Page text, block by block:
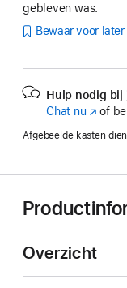
gebleven was.
Bewaar voor later
Hulp nodig bij
Chat nu (Wordt
nieuw
of
Afgebeelde kasten
Overzicht